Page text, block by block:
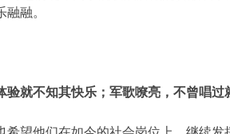
融。
就不知其快乐；军歌嘹亮，不曾唱过